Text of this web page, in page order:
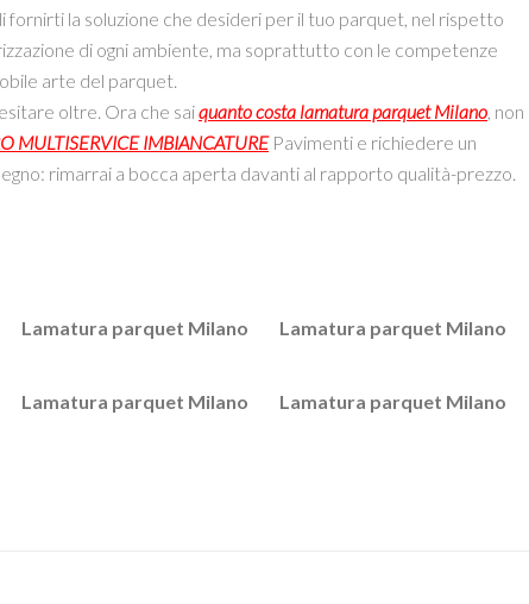
fornirti la soluzione che desideri per il tuo parquet, nel rispetto
di ogni ambiente, ma soprattutto con le competenze
arte del parquet.
oltre. Ora che saiquanto costa lamatura parquet Milano, non
MULTISERVICE IMBIANCATUREPavimenti e richiedere un
rimarrai a bocca aperta davanti al rapporto qualità-prezzo.
Lamatura parquet Milano Lamatura parquet Milano
Lamatura parquet Milano Lamatura parquet Milano